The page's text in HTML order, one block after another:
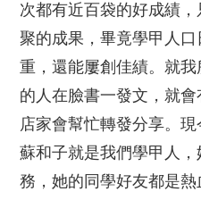
次都有近百袋的好成績
聚的成果，畢竟學甲人
重，還能屢創佳績。就
的人在臉書一發文，就會
店家會幫忙轉發分享。
蘇和子就是我們學甲人
務，她的同學好友都是